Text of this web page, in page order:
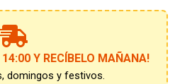
Y RECÍBELO MAÑANA!
domingos y festivos.